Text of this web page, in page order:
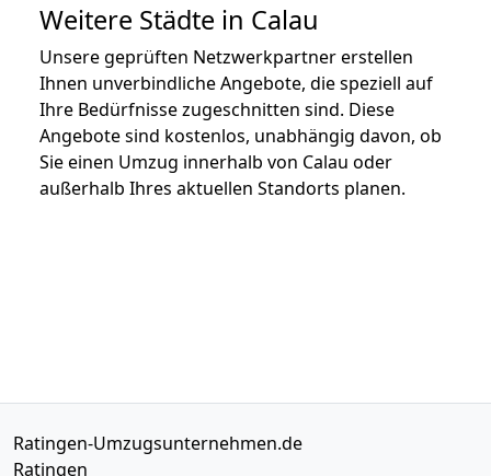
Weitere Städte in Calau
Unsere geprüften Netzwerkpartner erstellen
Ihnen unverbindliche Angebote, die speziell auf
Ihre Bedürfnisse zugeschnitten sind. Diese
Angebote sind kostenlos, unabhängig davon, ob
Sie einen Umzug innerhalb von Calau oder
außerhalb Ihres aktuellen Standorts planen.
Ratingen-Umzugsunternehmen.de
Ratingen